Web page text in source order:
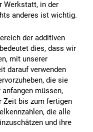
Werkstatt, in der
anderes ist wichtig.
der additiven
dies, dass wir
mit unserer
darauf verwenden
die sie
müssen,
Zeit bis zum fertigen
die alle
und ihre